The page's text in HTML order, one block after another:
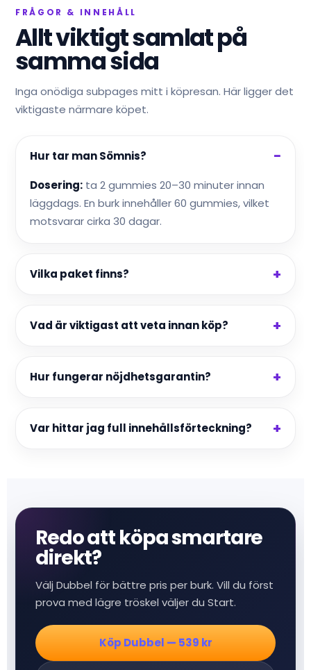
FRÅGOR & INNEHÅLL
Allt viktigt samlat på
samma sida
Inga onödiga subpages mitt i köpresan. Här ligger det
viktigaste närmare köpet.
Hur tar man Sömnis?
Dosering: ta 2 gummies 20–30 minuter innan
läggdags. En burk innehåller 60 gummies, vilket
motsvarar cirka 30 dagar.
Vilka paket finns?
Vad är viktigast att veta innan köp?
Hur fungerar nöjdhetsgarantin?
Var hittar jag full innehållsförteckning?
Redo att köpa smartare
direkt?
Välj Dubbel för bättre pris per burk. Vill du först
prova med lägre tröskel väljer du Start.
Köp Dubbel — 539 kr